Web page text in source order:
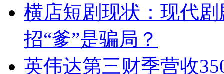
横店短剧现状：现代剧
招“爹”是骗局？
英伟达第三财季营收